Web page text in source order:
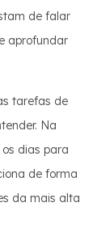
de falar
aprofundar
tarefas de
Na
dias para
de forma
da mais alta